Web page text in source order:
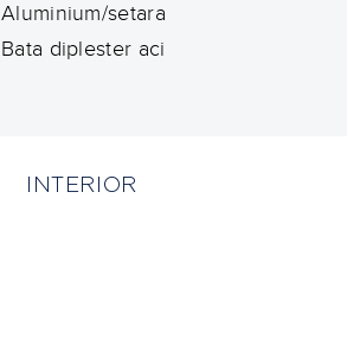
Aluminium/setara
Bata diplester aci
INTERIOR